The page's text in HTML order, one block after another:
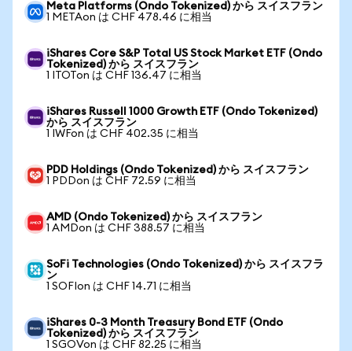
Meta Platforms (Ondo Tokenized) から スイスフラン
1 METAon は CHF 478.46 に相当
iShares Core S&P Total US Stock Market ETF (Ondo
Tokenized) から スイスフラン
1 ITOTon は CHF 136.47 に相当
iShares Russell 1000 Growth ETF (Ondo Tokenized)
から スイスフラン
1 IWFon は CHF 402.35 に相当
PDD Holdings (Ondo Tokenized) から スイスフラン
1 PDDon は CHF 72.59 に相当
AMD (Ondo Tokenized) から スイスフラン
1 AMDon は CHF 388.57 に相当
SoFi Technologies (Ondo Tokenized) から スイスフラ
ン
1 SOFIon は CHF 14.71 に相当
iShares 0-3 Month Treasury Bond ETF (Ondo
Tokenized) から スイスフラン
1 SGOVon は CHF 82.25 に相当